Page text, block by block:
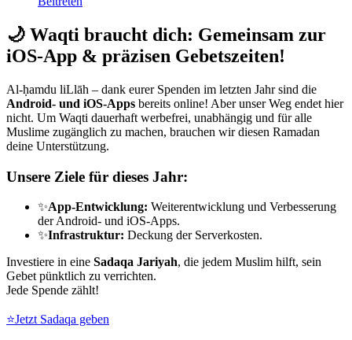
🌙 Waqti braucht dich: Gemeinsam zur
iOS-App & präzisen Gebetszeiten!
Al-ḥamdu liLlāh – dank eurer Spenden im letzten Jahr sind die
Android- und iOS-Apps bereits online! Aber unser Weg endet hier
nicht. Um Waqti dauerhaft werbefrei, unabhängig und für alle
Muslime zugänglich zu machen, brauchen wir diesen Ramadan
deine Unterstützung.
Unsere Ziele für dieses Jahr:
✨App-Entwicklung: Weiterentwicklung und Verbesserung
der Android- und iOS-Apps.
✨Infrastruktur: Deckung der Serverkosten.
Investiere in eine Sadaqa Jariyah, die jedem Muslim hilft, sein
Gebet pünktlich zu verrichten.
Jede Spende zählt!
⭐Jetzt Sadaqa geben